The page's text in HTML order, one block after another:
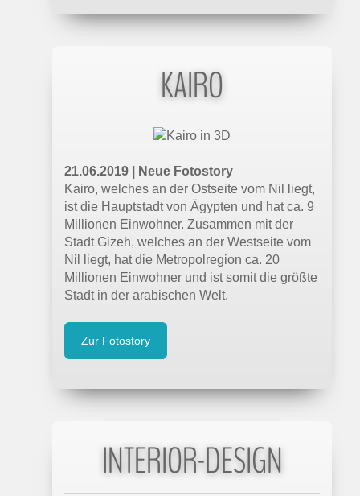
KAIRO
21.06.2019 | Neue Fotostory
Kairo, welches an der Ostseite vom Nil liegt,
ist die Hauptstadt von Ägypten und hat ca. 9
Millionen Einwohner. Zusammen mit der
Stadt Gizeh, welches an der Westseite vom
Nil liegt, hat die Metropolregion ca. 20
Millionen Einwohner und ist somit die größte
Stadt in der arabischen Welt.
Zur Fotostory
INTERIOR-DESIGN